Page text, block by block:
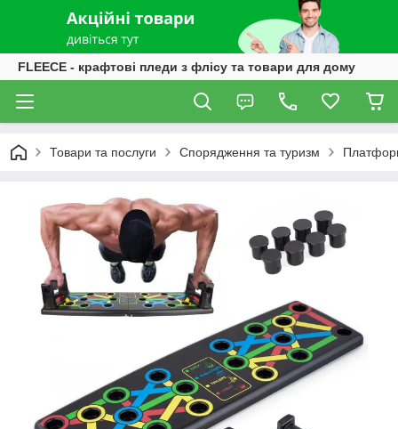
FLEECE - крафтові пледи з флісу та товари для дому
Товари та послуги Спорядження та туризм